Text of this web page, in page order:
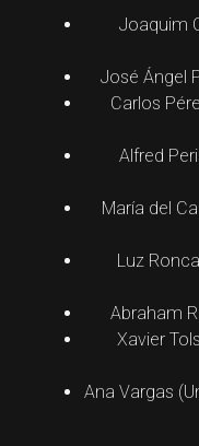
Joaquim
José Ángel
Carlos
Alfred
María del
Luz
Abraham
Xavier
Ana Vargas